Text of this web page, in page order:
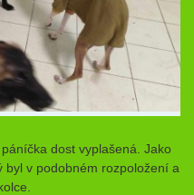
dost vyplašená. Jako
v podobném rozpoložení a